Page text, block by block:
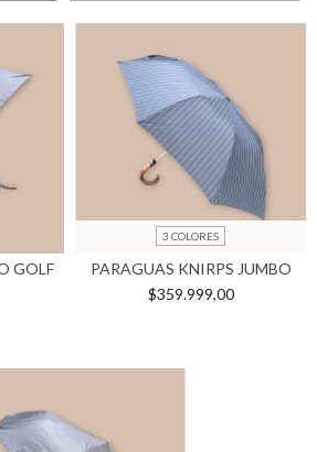
GOLF
3 COLORES
PARAGUAS KNIRPS JUMBO
$359.999,00